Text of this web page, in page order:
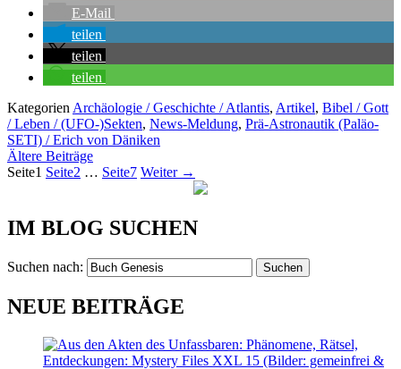
E-Mail
teilen
teilen
teilen
Kategorien Archäologie / Geschichte / Atlantis, Artikel, Bibel / Gott
/ Leben / (UFO-)Sekten, News-Meldung, Prä-Astronautik (Paläo-
SETI) / Erich von Däniken
Ältere Beiträge
Seite1 Seite2 … Seite7 Weiter →
IM BLOG SUCHEN
Suchen nach:
NEUE BEITRÄGE